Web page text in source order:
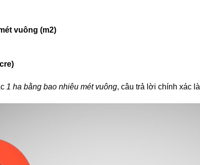
vuông (m2)
1 ha bằng bao nhiêu mét vuông, câu trả lời chính xác là